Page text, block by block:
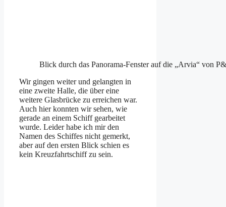
Blick durch das Panorama-Fenster auf die „Arvia“ von
Wir gingen weiter und gelangten in
eine zweite Halle, die über eine
weitere Glasbrücke zu erreichen war.
Auch hier konnten wir sehen, wie
gerade an einem Schiff gearbeitet
wurde. Leider habe ich mir den
Namen des Schiffes nicht gemerkt,
aber auf den ersten Blick schien es
kein Kreuzfahrtschiff zu sein.